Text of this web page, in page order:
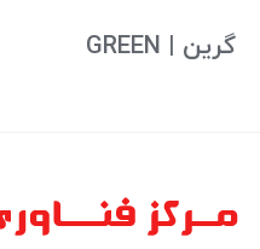
گرین | GREEN